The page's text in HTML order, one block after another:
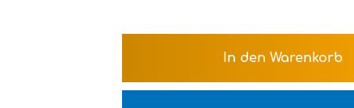
In den Warenkorb